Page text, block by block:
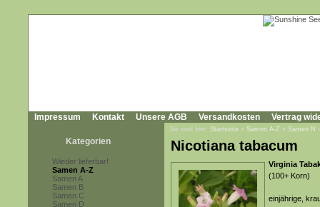
Impressum Kontakt Unsere AGB Versandkosten Vertrag
Kategorien
Wieder lieferbar!
Samen A-Z
Samen A
Samen B
Samen C
Samen D
Sie sind hier: Startseite » Samen A-Z » Samen N
Nicotiana tabacum
Virginia
(100+ Korn)
einjährige,